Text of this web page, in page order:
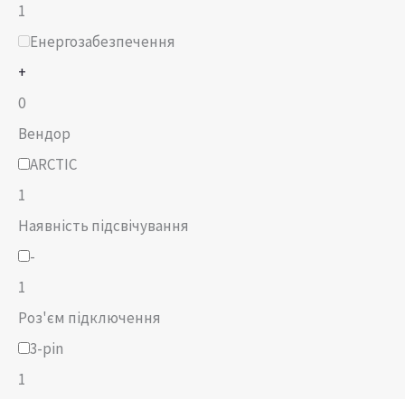
1
Енергозабезпечення
+
0
Вендор
ARCTIC
1
Наявність підсвічування
-
1
Роз'єм підключення
3-pin
1